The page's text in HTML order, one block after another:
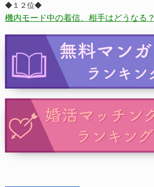
◆１２位◆
機内モード中の着信、相手はどうなる？